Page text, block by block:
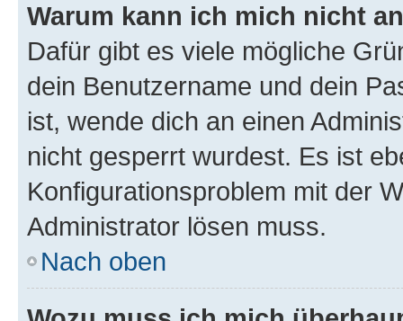
Warum kann ich mich nicht
Dafür gibt es viele mögliche
dein Benutzername und dein
ist, wende dich an einen
nicht gesperrt wurdest. Es ist
Konfigurationsproblem mit der
Administrator lösen muss.
Nach oben